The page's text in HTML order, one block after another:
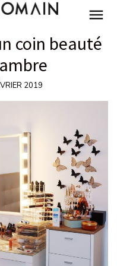
coin beauté
2019